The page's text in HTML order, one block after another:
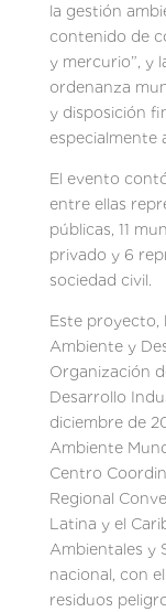
la gestión
contenido de
y mercurio”, y
ordenanza
y disposición
especialmente
El evento
entre ellas
públicas, 11
privado y 6
sociedad civil.
Este proyecto,
Ambiente y
Organización
Desarrollo
diciembre de
Ambiente
Centro
Regional
Latina y el
Ambientales y
nacional, con
residuos